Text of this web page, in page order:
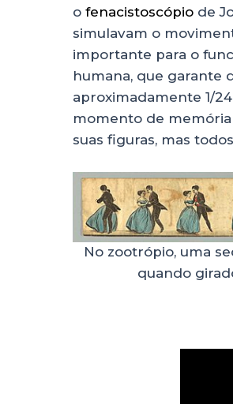
o fenacistoscópio de
simulavam o
importante para o
humana, que garante
aproximadamente 1/
momento de
suas figuras, mas
No zootrópio, uma
quando